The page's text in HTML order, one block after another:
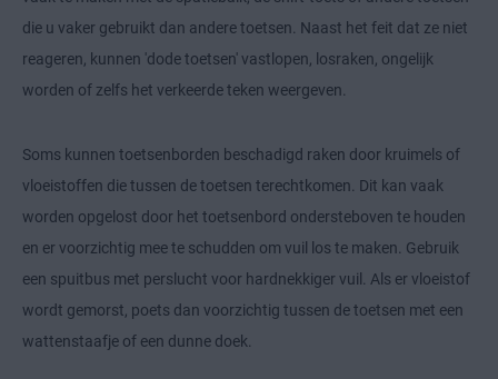
die u vaker gebruikt dan andere toetsen. Naast het feit dat ze niet
reageren, kunnen 'dode toetsen' vastlopen, losraken, ongelijk
worden of zelfs het verkeerde teken weergeven.
Soms kunnen toetsenborden beschadigd raken door kruimels of
vloeistoffen die tussen de toetsen terechtkomen. Dit kan vaak
worden opgelost door het toetsenbord ondersteboven te houden
en er voorzichtig mee te schudden om vuil los te maken. Gebruik
een spuitbus met perslucht voor hardnekkiger vuil. Als er vloeistof
wordt gemorst, poets dan voorzichtig tussen de toetsen met een
wattenstaafje of een dunne doek.